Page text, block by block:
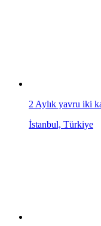
2 Aylık yavru iki
İstanbul, Türkiye